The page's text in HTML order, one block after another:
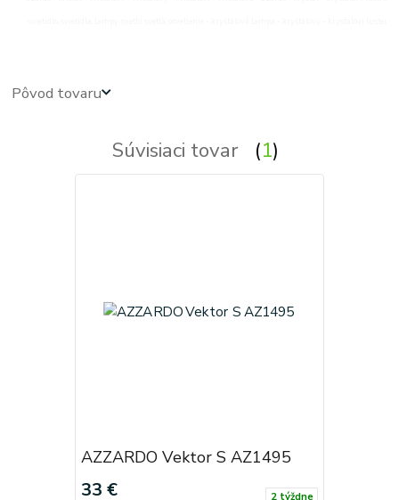
Pôvod tovaru
Súvisiaci tovar 1
AZZARDO Vektor S AZ1495
33 € 2 týždne